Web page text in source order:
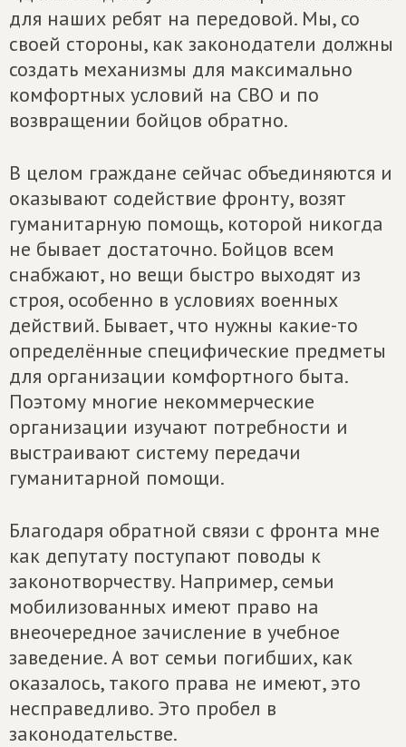
для наших ребят на передовой. Мы, со
своей стороны, как законодатели должны
создать механизмы для максимально
комфортных условий на СВО и по
возвращении бойцов обратно.
В целом граждане сейчас объединяются и
оказывают содействие фронту, возят
гуманитарную помощь, которой никогда
не бывает достаточно. Бойцов всем
снабжают, но вещи быстро выходят из
строя, особенно в условиях военных
действий. Бывает, что нужны какие-то
определённые специфические предметы
для организации комфортного быта.
Поэтому многие некоммерческие
организации изучают потребности и
выстраивают систему передачи
гуманитарной помощи.
Благодаря обратной связи с фронта мне
как депутату поступают поводы к
законотворчеству. Например, семьи
мобилизованных имеют право на
внеочередное зачисление в учебное
заведение. А вот семьи погибших, как
оказалось, такого права не имеют, это
несправедливо. Это пробел в
законодательстве.